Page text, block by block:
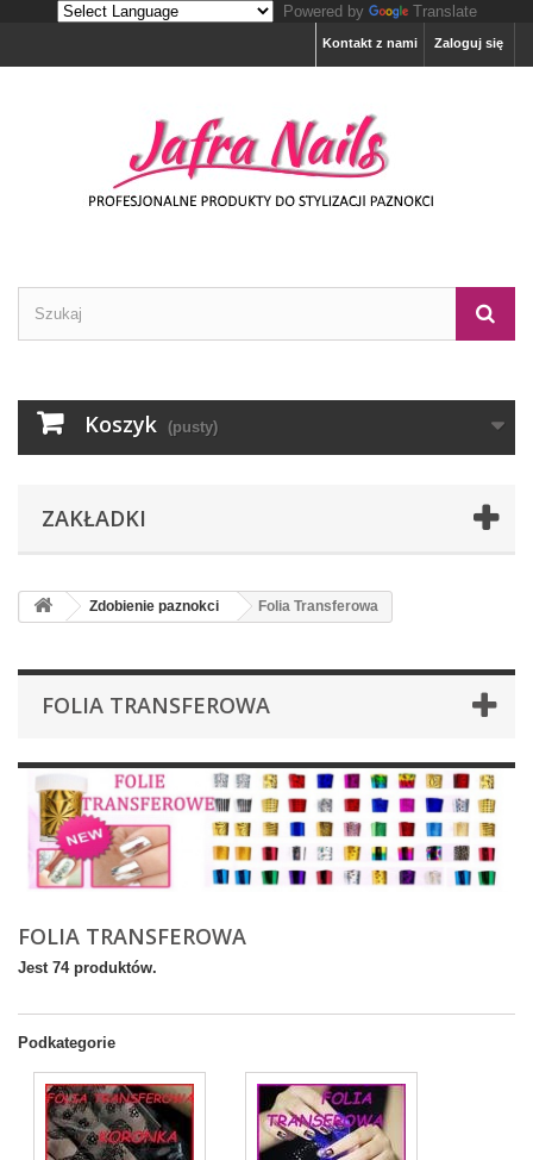
Powered by Translate
Zaloguj się
Kontakt z nami
Koszyk (pusty)
ZAKŁADKI
Zdobienie paznokci Folia Transferowa
FOLIA TRANSFEROWA
FOLIA TRANSFEROWA
Jest 74 produktów.
Podkategorie